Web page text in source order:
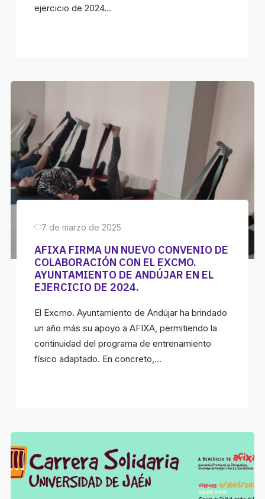
ejercicio de 2024…
7 de marzo de 2025
AFIXA FIRMA UN NUEVO CONVENIO DE
COLABORACIÓN CON EL EXCMO.
AYUNTAMIENTO DE ANDÚJAR EN EL
EJERCICIO DE 2024.
El Excmo. Ayuntamiento de Andújar ha brindado
un año más su apoyo a AFIXA, permitiendo la
continuidad del programa de entrenamiento
físico adaptado. En concreto,…